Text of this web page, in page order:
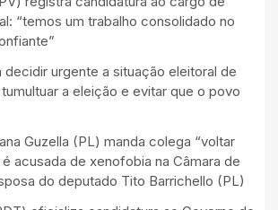
“temos um trabalho consolidado no
decidir urgente a situação eleitoral de
a eleição e evitar que o povo
Guzella (PL) manda colega “voltar
acusada de xenofobia na Câmara de
do deputado Tito Barrichello (PL)